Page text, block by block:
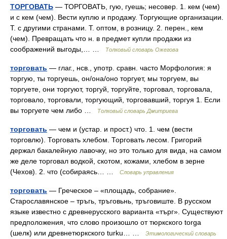
ТОРГОВАТЬ — ТОРГОВАТЬ, гую, гуешь; несовер. 1. кем (чем)
и с кем (чем). Вести куплю и продажу. Торгующие организации.
Т. с другими странами. Т. оптом, в розницу. 2. перен., кем
(чем). Превращать что н. в предмет купли продажи из
соображений выгоды,… …
Толковый словарь Ожегова
торговать — глаг., нсв., употр. сравн. часто Морфология: я
торгую, ты торгуешь, он/она/оно торгует, мы торгуем, вы
торгуете, они торгуют, торгуй, торгуйте, торговал, торговала,
торговало, торговали, торгующий, торговавший, торгуя 1. Если
вы торгуете чем либо …
Толковый словарь Дмитриева
торговать — чем и (устар. и прост.) что. 1. чем (вести
торговлю). Торговать хлебом. Торговать лесом. Григорий
держал бакалейную лавочку, но это только для вида, на самом
же деле торговал водкой, скотом, кожами, хлебом в зерне
(Чехов). 2. что (собираясь… …
Словарь управления
торговать — Греческое – «площадь, собрание».
Старославянское – тръгь, тръговьнь, тръговиште. В русском
языке известно с древнерусского варианта «търг». Существуют
предположения, что слово произошло от тюркского torga
(шелк) или древнетюркского turku… …
Этимологический словарь